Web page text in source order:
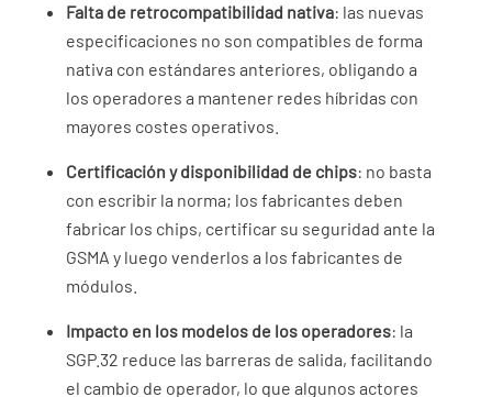
Falta de retrocompatibilidad nativa: las nuevas
especificaciones no son compatibles de forma
nativa con estándares anteriores, obligando a
los operadores a mantener redes híbridas con
mayores costes operativos.
Certificación y disponibilidad de chips: no basta
con escribir la norma; los fabricantes deben
fabricar los chips, certificar su seguridad ante la
GSMA y luego venderlos a los fabricantes de
módulos.
Impacto en los modelos de los operadores: la
SGP.32 reduce las barreras de salida, facilitando
el cambio de operador, lo que algunos actores